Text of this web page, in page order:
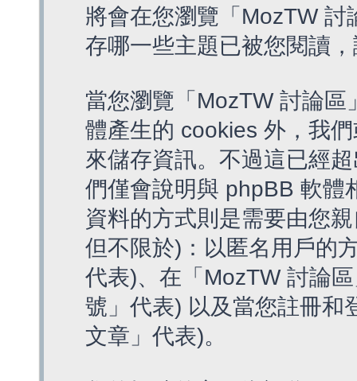
將會在您瀏覽「MozTW
存哪一些主題已被您閱讀
當您瀏覽「MozTW 討論
體產生的 cookies 外，我
來儲存資訊。不過這已經
們僅會說明與 phpBB 軟體
資料的方式則是需要由您
但不限於)：以匿名用戶的
代表)、在「MozTW 討論
號」代表) 以及當您註冊和
文章」代表)。